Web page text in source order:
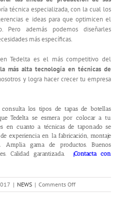
técnica especializada, con la cual los
e ideas para que optimicen el
Pero además podemos diseñarles
más específicas.
Tedelta es el más competitivo del
más alta tecnología en técnicas de
y logra hacer crecer tu empresa
los tipos de tapas de botellas
Tedelta se esmera por colocar a tu
en cuanto a técnicas de taponado se
experiencia en la fabricación, montaje
Amplia gama de productos. Buenos
Calidad garantizada. ¡Contacta con
| NEWS | Comments Offon
Tipos